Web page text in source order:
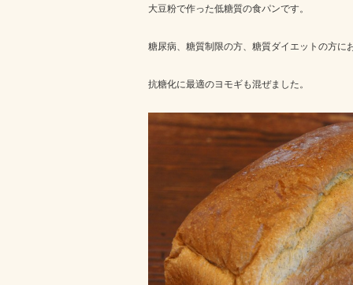
大豆粉で作った低糖質の食パンです。
糖尿病、糖質制限の方、糖質ダイエットの方に
抗糖化に最適のヨモギも混ぜました。